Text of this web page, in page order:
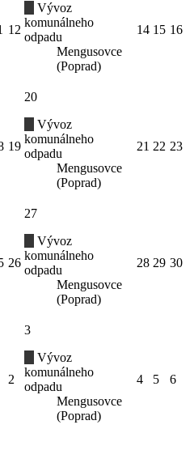
12
Vývoz
komunálneho
odpadu
Mengusovce
(Poprad)
14 15 16
19
20
Vývoz
komunálneho
odpadu
Mengusovce
(Poprad)
21 22 23
26
27
Vývoz
komunálneho
odpadu
Mengusovce
(Poprad)
28 29 30
2
3
Vývoz
komunálneho
odpadu
Mengusovce
(Poprad)
4 5 6